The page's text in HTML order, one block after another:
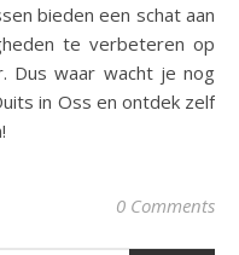
bieden een schat aan
te verbeteren op
Dus waar wacht je nog
in Oss en ontdek zelf
0 Comments